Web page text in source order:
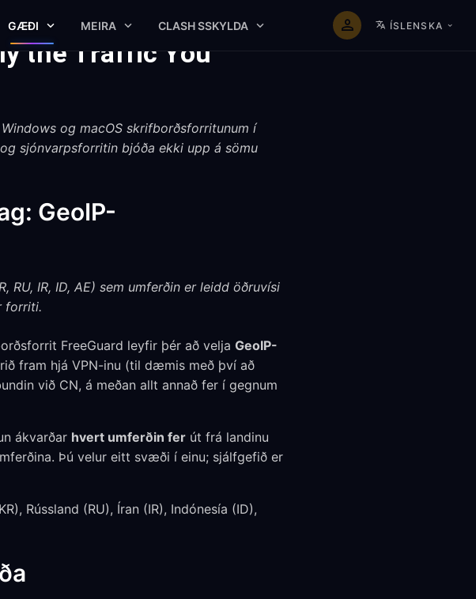
GÆÐI MEIRA CLASH SSKYLDA ÍSLENSKA
the Traffic You
og macOS skrifborðsforritunum í
sjónvarpsforritin bjóða ekki upp á sömu
GeoIP-
IR, ID, AE) sem umferðin er leidd öðruvísi
forriti.
FreeGuard leyfir þér að velja GeoIP-
fram hjá VPN-inu (til dæmis með því að
við CN, á meðan allt annað fer í gegnum
ákvarðar hvert umferðin fer út frá landinu
Þú velur eitt svæði í einu; sjálfgefið er
Rússland (RU), Íran (IR), Indónesía (ID),